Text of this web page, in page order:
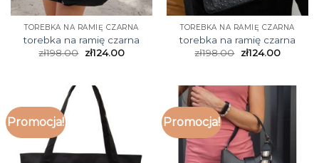
TOREBKA NA RAMIĘ CZARNA
torebka na ramię czarna
zł198.00 zł124.00
TOREBKA NA RAMIĘ CZARNA
torebka na ramię czarna
zł198.00 zł124.00
Promocja! Promocja!